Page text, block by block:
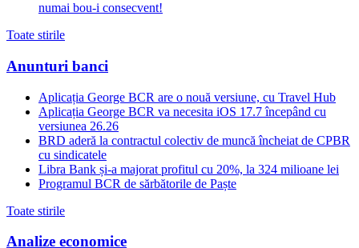
numai bou-i consecvent!
Toate stirile
Anunturi banci
Aplicația George BCR are o nouă versiune, cu Travel Hub
Aplicația George BCR va necesita iOS 17.7 începând cu
versiunea 26.26
BRD aderă la contractul colectiv de muncă încheiat de CPBR
cu sindicatele
Libra Bank și-a majorat profitul cu 20%, la 324 milioane lei
Programul BCR de sărbătorile de Paște
Toate stirile
Analize economice